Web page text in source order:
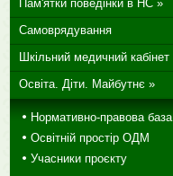
Пам'ятки поведінки в НС »
Самоврядування
Шкільний медичний кабінет
Освіта. Діти. Майбутнє »
Нормативно-правова база
Освітній простір ОДМ
Учасники проєкту